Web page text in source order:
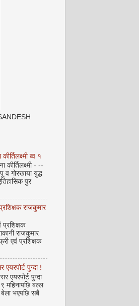
ब्व १
कीर्तिलक्ष्मी - --
व गोरखाया युद्ध
पुर
राजकुमार
प्रशिक्षक
राजकुमार
एवं प्रशिक्षक
पुग्दा !
एयरपोर्ट पुग्दा
बल्ल
भएपछि सबै